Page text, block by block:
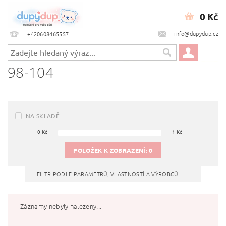
+420608465557 info@dupydup.cz
0 Kč
98-104
NA SKLADĚ
0 Kč 1 Kč
POLOŽEK K ZOBRAZENÍ:0
FILTR PODLE PARAMETRŮ, VLASTNOSTÍ A VÝROBCŮ
Záznamy nebyly nalezeny...